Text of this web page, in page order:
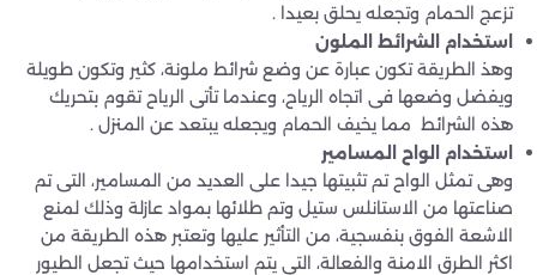
تزعج الحمام وتجعله يحلق بعيدا .
استخدام الشرائط الملون
وهذ الطريقة تكون عبارة عن وضع شرائط ملونة، كثير وتكون طويلة
ويفضل وضعها فى اتجاه الرياح، وعندما تأتى الرياح تقوم بتحريك
هذه الشرائط مما يخيف الحمام ويجعله يبتعد عن المنزل .
استخدام الواح المسامير
وهى تمثل الواح تم تثبيتها جيدا على العديد من المسامير، التى تم
صناعتها من الاستانلس ستيل وتم طلائها بمواد عازلة وذلك لمنع
الاشعة الفوق بنفسجية، من التأثير عليها وتعتبر هذه الطريقة من
اكثر الطرق الامنة والفعالة، التى يتم استخدامها حيث تجعل الطيور